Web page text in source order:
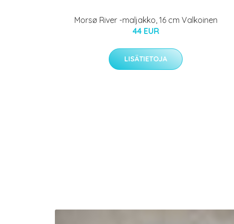
Morsø River -maljakko, 16 cm Valkoinen
44 EUR
LISÄTIETOJA